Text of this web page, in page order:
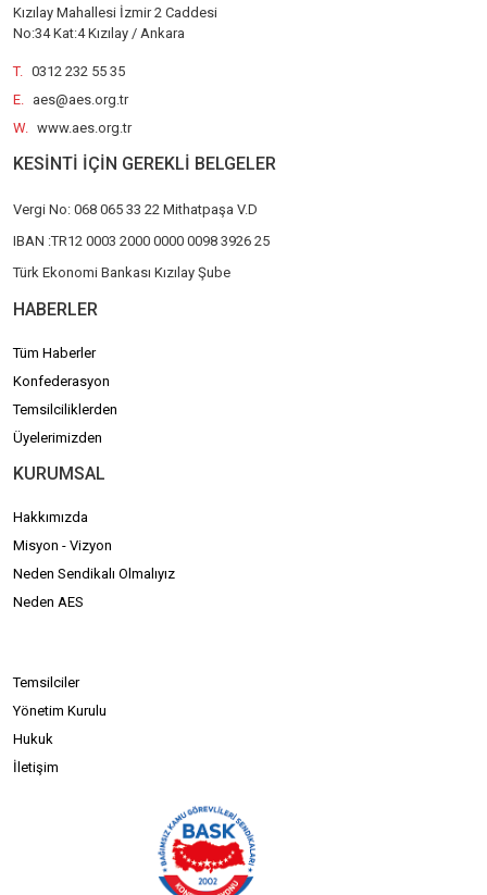
Kızılay Mahallesi İzmir 2 Caddesi
No:34 Kat:4 Kızılay / Ankara
T. 0312 232 55 35
E. aes@aes.org.tr
W. www.aes.org.tr
KESİNTİ İÇİN GEREKLİ BELGELER
Vergi No: 068 065 33 22 Mithatpaşa V.D
IBAN :TR12 0003 2000 0000 0098 3926 25
Türk Ekonomi Bankası Kızılay Şube
HABERLER
Tüm Haberler
Konfederasyon
Temsilciliklerden
Üyelerimizden
KURUMSAL
Hakkımızda
Misyon - Vizyon
Neden Sendikalı Olmalıyız
Neden AES
Temsilciler
Yönetim Kurulu
Hukuk
İletişim